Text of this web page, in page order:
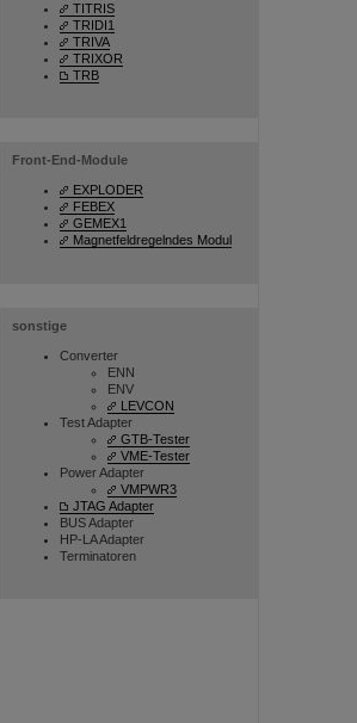
TITRIS
TRIDI1
TRIVA
TRIXOR
TRB
Front-End-Module
EXPLODER
FEBEX
GEMEX1
Magnetfeldregelndes Modul
sonstige
Converter
ENN
ENV
LEVCON
Test Adapter
GTB-Tester
VME-Tester
Power Adapter
VMPWR3
JTAG Adapter
BUS Adapter
HP-LA Adapter
Terminatoren